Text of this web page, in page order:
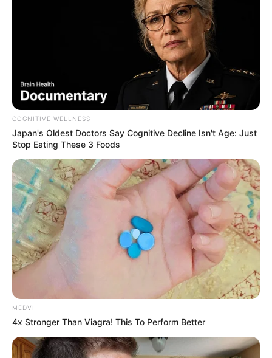
COGNITIVE WELLNESS
Japan's Oldest Doctors Say Cognitive Decline Isn't Age: Just
Stop Eating These 3 Foods
MEDVI
4x Stronger Than Viagra! This To Perform Better